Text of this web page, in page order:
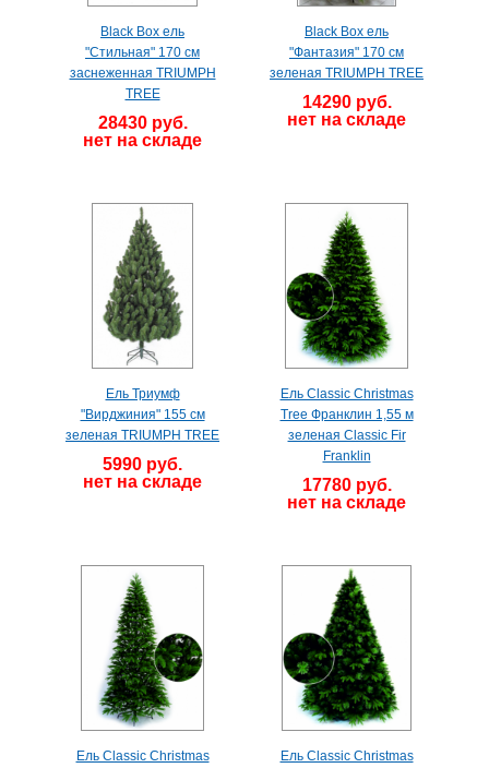
Black Box ель
"Стильная" 170 см
заснеженная TRIUMPH
TREE
28430 руб.
нет на складе
Black Box ель
"Фантазия" 170 см
зеленая TRIUMPH TREE
14290 руб.
нет на складе
Ель Триумф
"Вирджиния" 155 см
зеленая TRIUMPH TREE
5990 руб.
нет на складе
Ель Classic Christmas
Tree Франклин 1,55 м
зеленая Classic Fir
Franklin
17780 руб.
нет на складе
Ель Classic Christmas
Ель Classic Christmas